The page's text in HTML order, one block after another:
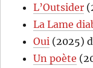
L’Outsider
La Lame
Oui (2025)
Un poète